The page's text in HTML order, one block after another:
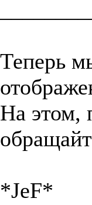
Теперь
На этом,
*JeF*